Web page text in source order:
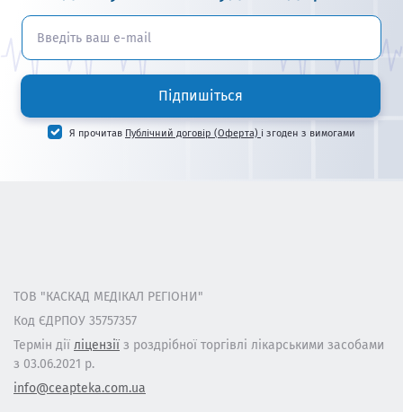
Підпишіться
Я прочитав Публічний договір (Оферта) і згоден з вимогами
ТОВ "КАСКАД МЕДІКАЛ РЕГІОНИ"
Код ЄДРПОУ 35757357
Термін дії ліцензії з роздрібної торгівлі лікарськими засобами
з 03.06.2021 р.
info@ceapteka.com.ua